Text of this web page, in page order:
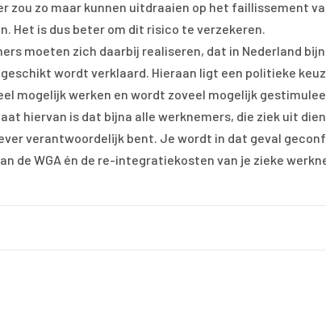
zou zo maar kunnen uitdraaien op het faillissement
Het is dus beter om dit risico te verzekeren.
moeten zich daarbij realiseren, dat in Nederland
wordt verklaard. Hieraan ligt een politieke
mogelijk werken en wordt zoveel mogelijk
hiervan is dat bijna alle werknemers, die ziek uit
verantwoordelijk bent. Je wordt in dat geval
de WGA én de re-integratiekosten van je zieke